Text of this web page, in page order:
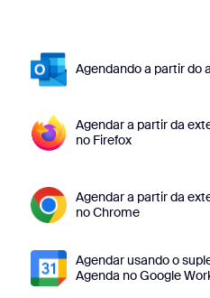
Agendando a partir do
Agendar a partir da
no Firefox
Agendar a partir da
no Chrome
Agendar usando o
Agenda no Google